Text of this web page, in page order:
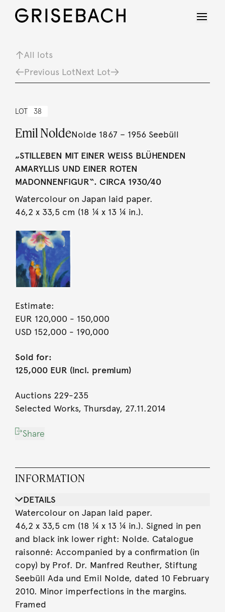
All lots
Previous LotNext Lot
LOT 38
Emil NoldeNolde 1867 – 1956 Seebüll
„STILLEBEN MIT EINER WEISS BLÜHENDEN A
MARYLLIS UND EINER ROTEN M
ADONNENFIGUR“. CIRCA 1930/40
Watercolour on Japan laid paper.
46,2 x 33,5 cm (18 ¼ x 13 ¼ in.).
Estimate:
EUR 120,000 - 150,000
USD 152,000 - 190,000
Sold for:
125,000 EUR (incl. premium)
Auctions 229-235
Selected Works, Thursday, 27.11.2014
Share
INFORMATION
DETAILS
Watercolour on Japan laid paper.
46,2 x 33,5 cm (18 ¼ x 13 ¼ in.). Signed in pen
and black ink lower right: Nolde. Catalogue
raisonné: Accompanied by a confirmation (in
copy) by Prof. Dr. Manfred Reuther, Stiftung
Seebüll Ada und Emil Nolde, dated 10 February
2010. Minor imperfections in the margins.
Framed